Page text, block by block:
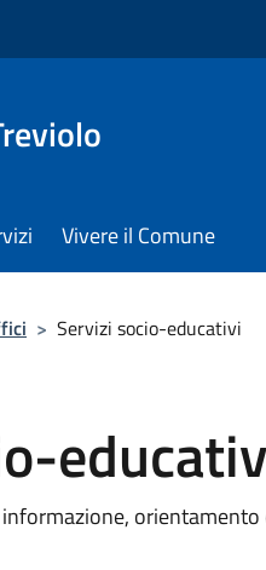
Vivere il Comune
> Servizi socio-educativi